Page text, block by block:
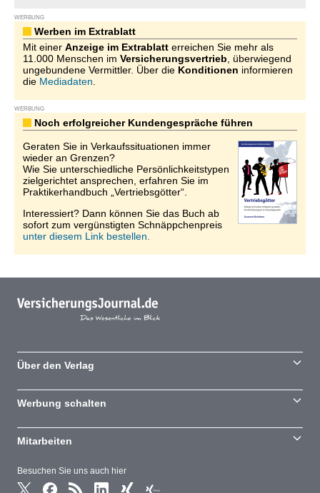
WERBUNG
Werben im Extrablatt
Mit einer Anzeige im Extrablatt erreichen Sie mehr als
11.000 Menschen im Versicherungsvertrieb , überwiegend
ungebundene Vermittler. Über die Konditionen informieren
die Mediadaten
WERBUNG
Noch erfolgreicher Kundengespräche führen
Geraten Sie in Verkaufssituationen immer
wieder an Grenzen?
Wie Sie unterschiedliche Persönlichkeitstypen
zielgerichtet ansprechen, erfahren Sie im
Praktikerhandbuch „Vertriebsgötter“.
Interessiert? Dann können Sie das Buch ab
sofort zum vergünstigten Schnäppchenpreis
unter diesem Link bestellen.
Besuchen Sie uns auch hier
Über den Verlag
Werbung schalten
Mitarbeiten